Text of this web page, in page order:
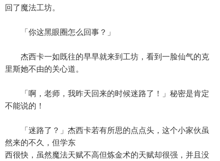
回了魔法工坊。
「你这黑眼圈怎么回事？」
杰西卡一如既往的早早就来到工坊，看到一脸仙气的克
里斯她不由的关心道。
「啊，老师，我昨天回来的时候迷路了！」秘密是肯定
不能说的！
「迷路了？」杰西卡若有所思的点点头，这个小家伙虽
然来的不久，但学东
西很快，虽然魔法天赋不高但炼金术的天赋却很强，并且没